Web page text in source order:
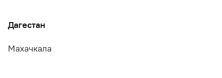
Дагестан
Махачкала